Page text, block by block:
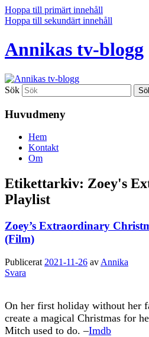
Hoppa till primärt innehåll
Hoppa till sekundärt innehåll
Annikas tv-blogg
Sök
Huvudmeny
Hem
Kontakt
Om
Etikettarkiv: Zoey's
Playlist
Zoey’s Extraordinary
(Film)
Publicerat 2021-11-26 av Annika
Svara
On her first holiday without her
create a magical Christmas for
Mitch used to do. –Imdb